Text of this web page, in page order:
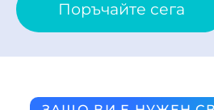
Поръчайте сега